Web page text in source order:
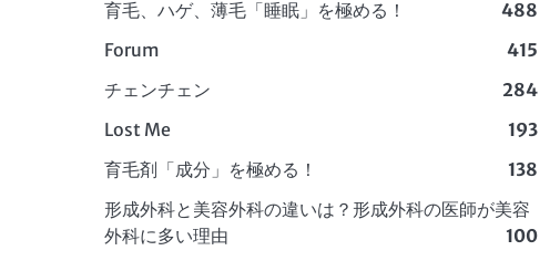
育毛、ハゲ、薄毛「睡眠」を極める！
488
Forum
415
チェンチェン
284
Lost Me
193
育毛剤「成分」を極める！
138
形成外科と美容外科の違いは？形成外科の医師が美容
外科に多い理由
100